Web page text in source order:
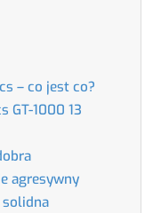
– co jest co?
GT-1000 13
agresywny
solidna